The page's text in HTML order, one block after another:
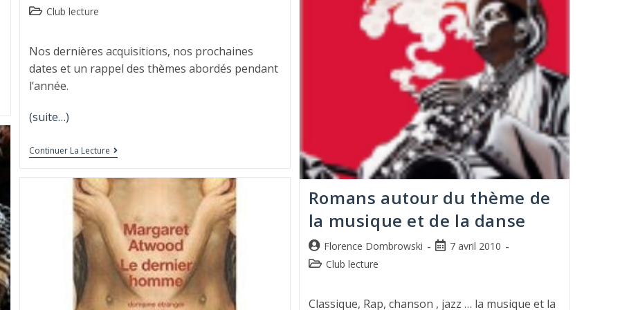
Club lecture
Nos dernières acquisitions, nos prochaines
dates et un rappel des thèmes abordés pendant
l’année.
(suite…)
Continuer La Lecture
Romans autour du thème de
la musique et de la danse
Florence Dombrowski
7 avril 2010
Club lecture
Classique, Rap, chanson , jazz … la musique et la